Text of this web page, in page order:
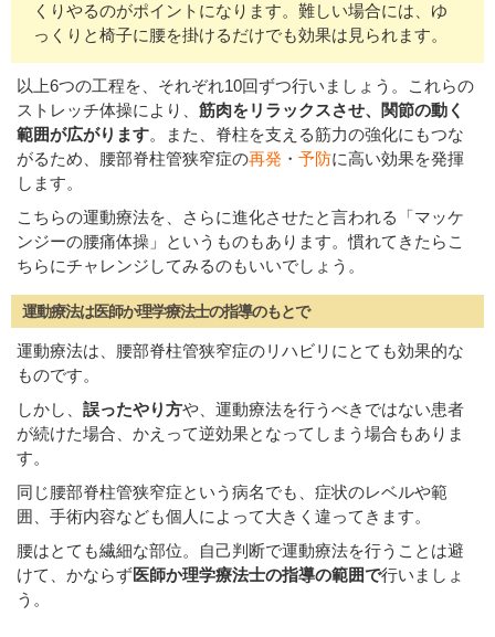
くりやるのがポイントになります。難しい場合には、ゆ
っくりと椅子に腰を掛けるだけでも効果は見られます。
以上6つの工程を、それぞれ10回ずつ行いましょう。これらの
ストレッチ体操により、 筋肉をリラックスさせ、関節の動く
範囲が広がります。また、脊柱を支える筋力の強化にもつな
がるため、腰部脊柱管狭窄症の再発 ・ 予防に高い効果を発揮
します。
こちらの運動療法を、さらに進化させたと言われる「マッケ
ンジーの腰痛体操」というものもあります。慣れてきたらこ
ちらにチャレンジしてみるのもいいでしょう。
運動療法は医師か理学療法士の指導のもとで
運動療法は、腰部脊柱管狭窄症のリハビリにとても効果的な
ものです。
しかし、 誤ったやり方や、運動療法を行うべきではない患者
が続けた場合、かえって逆効果となってしまう場合もありま
す。
同じ腰部脊柱管狭窄症という病名でも、症状のレベルや範
囲、手術内容なども個人によって大きく違ってきます。
腰はとても繊細な部位。自己判断で運動療法を行うことは避
けて、かならず医師か理学療法士の指導の範囲で行いましょ
う。